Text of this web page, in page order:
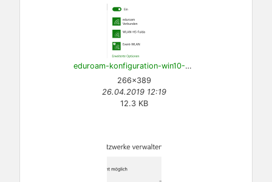
eduroam-konfiguration-win10-15.png
266×389
26.04.2019 12:19
12.3 KB